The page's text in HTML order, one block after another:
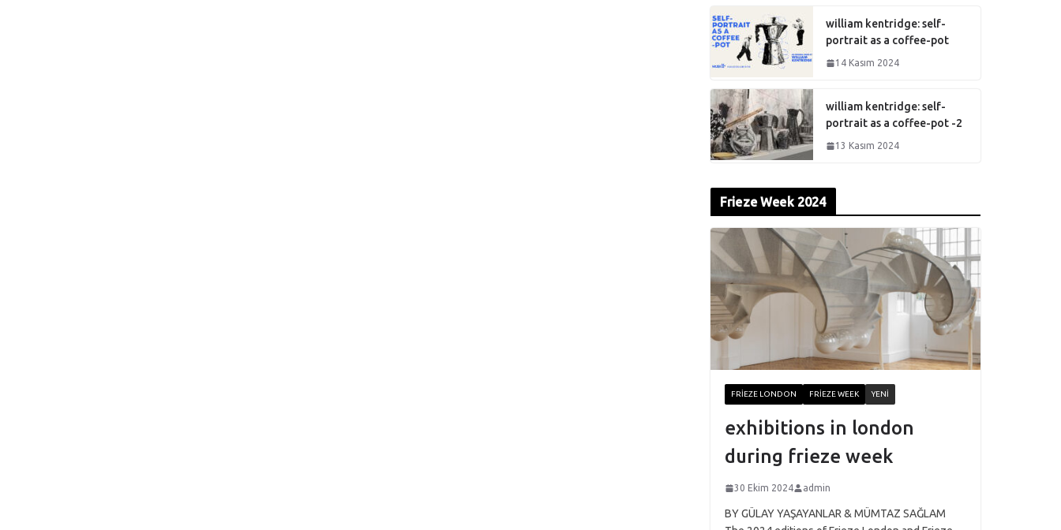
william kentridge: self-
portrait as a coffee-pot
14 Kasım 2024
william kentridge: self-
portrait as a coffee-pot -2
13 Kasım 2024
Frieze Week 2024
FRIEZE LONDON FRIEZE WEEK YENI
exhibitions in london
during frieze week
30 Ekim 2024 admin
BY GÜLAY YAŞAYANLAR & MÜMTAZ SAĞLAM